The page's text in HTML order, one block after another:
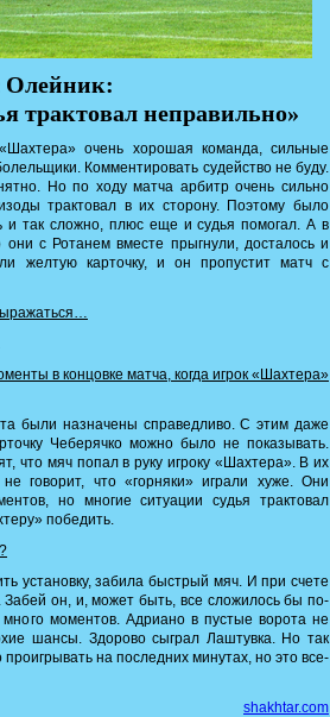
Олейник:
трактовал неправильно»
очень хорошая команда, сильные
Комментировать судейство не буду.
Но по ходу матча арбитр очень сильно
трактовал в их сторону. Поэтому было
и так сложно, плюс еще и судья помогал. А в
с Ротанем вместе прыгнули, досталось и
желтую карточку, и он пропустит матч с
в концовке матча, когда игрок «Шахтера»
были назначены справедливо. С этим даже
Чеберячко можно было не показывать.
что мяч попал в руку игроку «Шахтера». В их
говорит, что «горняки» играли хуже. Они
но многие ситуации судья трактовал
победить.
установку, забила быстрый мяч. И при счете
Забей он, и, может быть, все сложилось бы по-
моментов. Адриано в пустые ворота не
шансы. Здорово сыграл Лаштувка. Но так
на последних минутах, но это все-
shakhtar.com